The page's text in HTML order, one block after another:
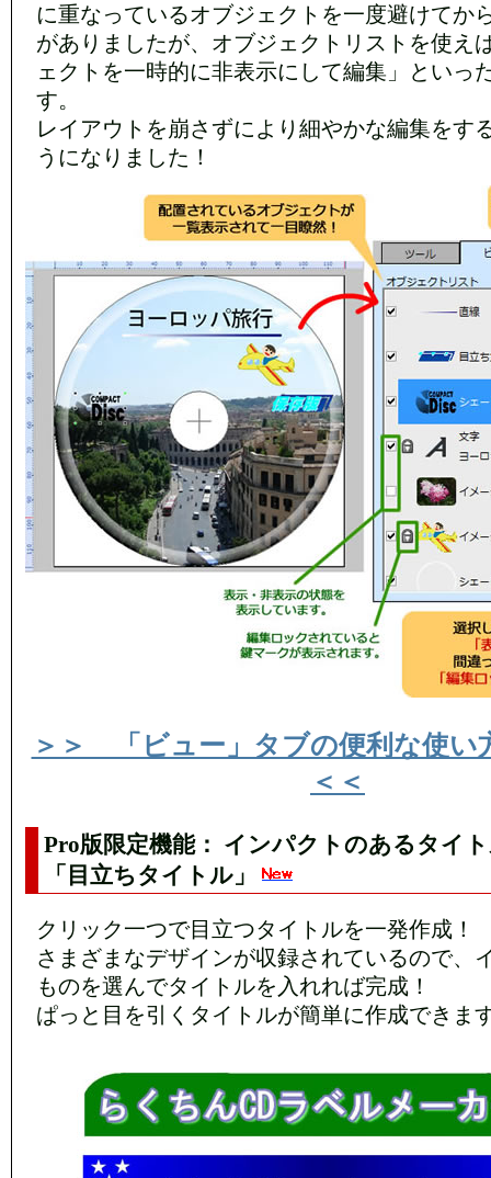
に重なっているオブジェクトを一度避けてか
がありましたが、オブジェクトリストを使え
ェクトを一時的に非表示にして編集」といっ
す。
レイアウトを崩さずにより細やかな編集をす
うになりました！
＞＞ 「ビュー」タブの便利な使
＜＜
Pro版限定機能： インパクトのあるタイ
「目立ちタイトル」
クリック一つで目立つタイトルを一発作成！
さまざまなデザインが収録されているので、
ものを選んでタイトルを入れれば完成！
ぱっと目を引くタイトルが簡単に作成できま